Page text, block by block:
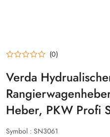
(0)
Verda
Heber, PKW Profi
Symbol : SN3061